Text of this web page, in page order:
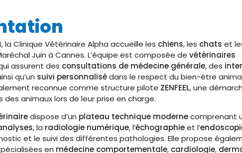
la Clinique Vétérinaire Alpha accueille les chiens, les chats et
Juin à Cannes. L’équipe est composée de vétérinaires
assurent des consultations de médecine générale, des
qu’un suivi personnalisédans le respect du bien-être
reconnue comme structure pilote ZENFEEL, une
des animaux lors de leur prise en charge.
dispose d’un plateau technique modernecomprenant
, la radiologie numérique, l’échographieet l’
et le suivi des différentes pathologies. Elle propose
en médecine comportementale, cardiologie,